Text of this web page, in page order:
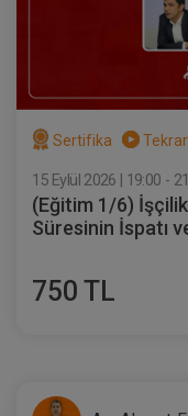
IV. Medeni
Oturumlar
TL
Tüketici
Sertifika
15 Eylül 2026 | 19:00 -
(Eğitim 1/6)
Süresinin İspatı
750 TL